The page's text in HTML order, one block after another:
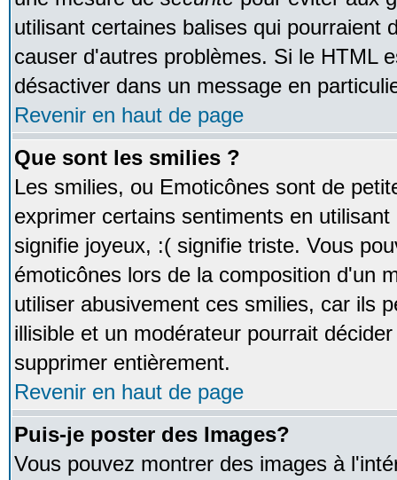
utilisant certaines balises qui pourraient
causer d'autres problèmes. Si le HTML
désactiver dans un message en
Revenir en haut de page
Que sont les smilies ?
Les smilies, ou Emoticônes sont de
exprimer certains sentiments en
signifie joyeux, :( signifie triste. Vous
émoticônes lors de la composition d'un
utiliser abusivement ces smilies, car ils
illisible et un modérateur pourrait
supprimer entièrement.
Revenir en haut de page
Puis-je poster des Images?
Vous pouvez montrer des images à